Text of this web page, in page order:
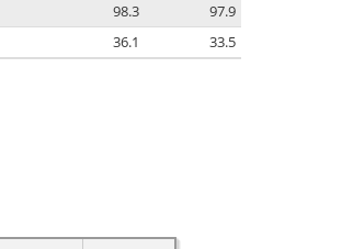
98.3
97.9
36.1 33.5